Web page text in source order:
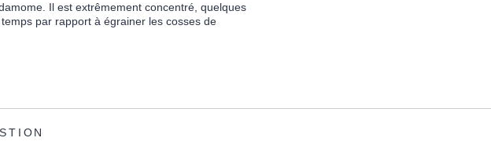
Il est extrêmement concentré, quelques
par rapport à égrainer les cosses de